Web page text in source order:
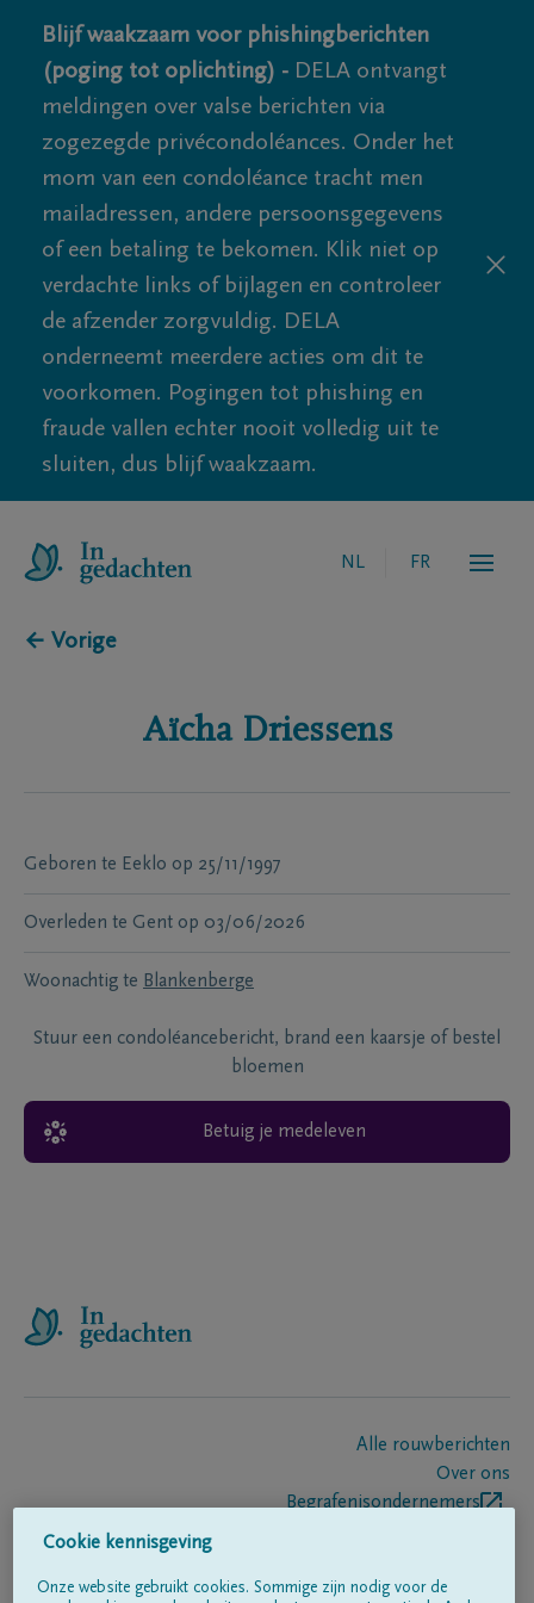
Blijf waakzaam voor phishingberichten
(poging tot oplichting) - DELA ontvangt
meldingen over valse berichten via
zogezegde privécondoléances. Onder het
mom van een condoléance tracht men
mailadressen, andere persoonsgegevens
of een betaling te bekomen. Klik niet op
verdachte links of bijlagen en controleer
de afzender zorgvuldig. DELA
onderneemt meerdere acties om dit te
voorkomen. Pogingen tot phishing en
fraude vallen echter nooit volledig uit te
sluiten, dus blijf waakzaam.
NL FR
← Vorige
Aïcha Driessens
Geboren te Eeklo op 25/11/1997
Overleden te Gent op 03/06/2026
Woonachtig te Blankenberge
Stuur een condoléancebericht, brand een kaarsje of bestel
bloemen
Betuig je medeleven
Alle rouwberichten
Over ons
Begrafenisondernemers
Cookie kennisgeving
Onze website gebruikt cookies. Sommige zijn nodig voor de